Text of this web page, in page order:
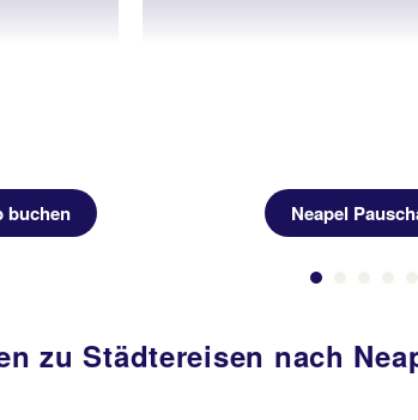
buchen Neapel
zu Städtereisen nach